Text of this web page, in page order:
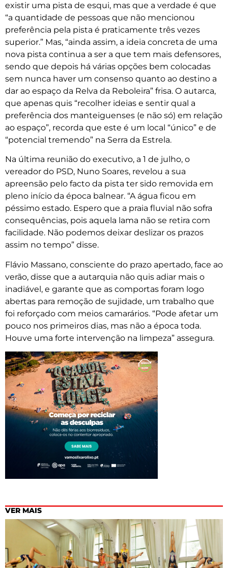
existir uma pista de esqui, mas que a verdade é que
“a quantidade de pessoas que não mencionou
preferência pela pista é praticamente três vezes
superior.” Mas, “ainda assim, a ideia concreta de uma
nova pista continua a ser a que tem mais defensores,
sendo que depois há várias opções bem colocadas
sem nunca haver um consenso quanto ao destino a
dar ao espaço da Relva da Reboleira” frisa. O autarca,
que apenas quis “recolher ideias e sentir qual a
preferência dos manteiguenses (e não só) em relação
ao espaço”, recorda que este é um local “único” e de
“potencial tremendo” na Serra da Estrela.
Na última reunião do executivo, a 1 de julho, o
vereador do PSD, Nuno Soares, revelou a sua
apreensão pelo facto da pista ter sido removida em
pleno início da época balnear. “A água ficou em
péssimo estado. Espero que a praia fluvial não sofra
consequências, pois aquela lama não se retira com
facilidade. Não podemos deixar deslizar os prazos
assim no tempo” disse.
Flávio Massano, consciente do prazo apertado, face ao
verão, disse que a autarquia não quis adiar mais o
inadiável, e garante que as comportas foram logo
abertas para remoção de sujidade, um trabalho que
foi reforçado com meios camarários. “Pode afetar um
pouco nos primeiros dias, mas não a época toda.
Houve uma forte intervenção na limpeza” assegura.
VER MAIS